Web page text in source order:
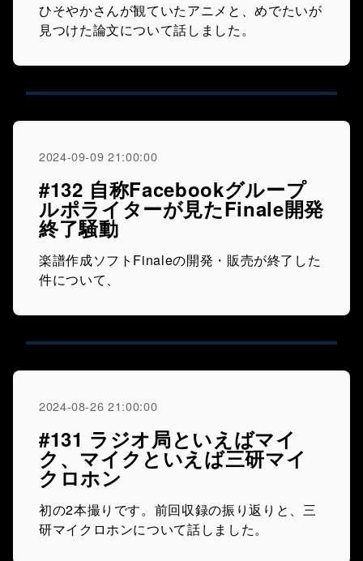
ひそやかさんが観ていたアニメと、めでたいが
見つけた論文について話しました。
2024-09-09 21:00:00
#132 自称Facebookグループ
ルポライターが見たFinale開発
終了騒動
楽譜作成ソフトFinaleの開発・販売が終了した
件について、
2024-08-26 21:00:00
#131 ラジオ局といえばマイ
ク、マイクといえば三研マイ
クロホン
初の2本撮りです。前回収録の振り返りと、三
研マイクロホンについて話しました。